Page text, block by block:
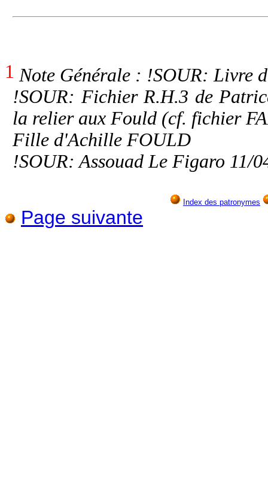
1 Note Générale : !SOUR: Livre
!SOUR: Fichier R.H.3 de
la relier aux Fould (cf. fichier
Fille d'Achille FOULD
!SOUR: Assouad Le Figaro 11/
Index des patronymes
Page suivante